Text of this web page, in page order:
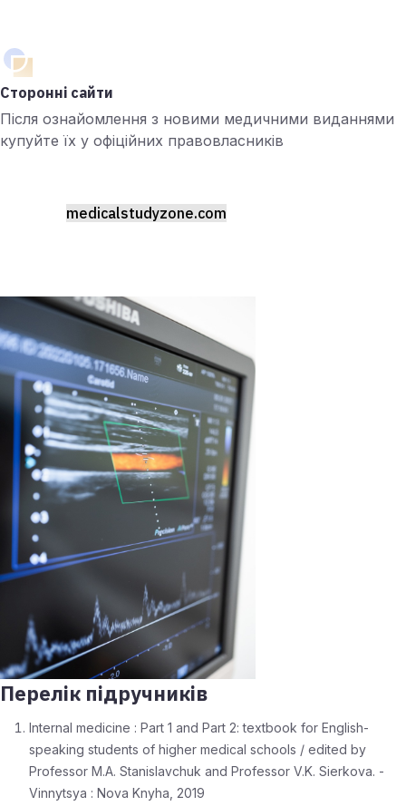
Сторонні сайти
Після ознайомлення з новими медичними виданнями
купуйте їх у офіційних правовласників
medicalstudyzone.com
Перелік підручників
Internal medicine : Part 1 and Part 2: textbook for English-
speaking students of higher medical schools / edited by
Professor M.A. Stanislavchuk and Professor V.K. Sierkova. -
Vinnytsya : Nova Knyha, 2019